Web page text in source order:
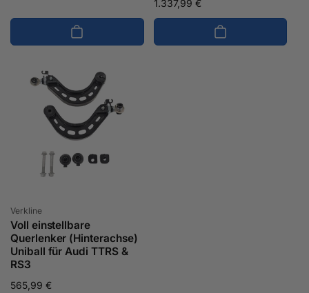
Normaler
Preis
1.337,99 €
Anbieter:
Verkline
Voll einstellbare
Querlenker (Hinterachse)
Uniball für Audi TTRS &
RS3
Normaler
565,99 €